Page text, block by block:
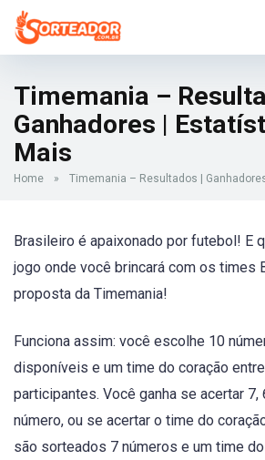
Timemania –
Ganhadores |
Mais
Home » Timemania – Resultados |
Brasileiro é apaixonado por futebol! E
jogo onde você brincará com os times
proposta da Timemania!
Funciona assim: você escolhe 10
disponíveis e um time do coração
participantes. Você ganha se acertar 7,
número, ou se acertar o time do
são sorteados 7 números e um time